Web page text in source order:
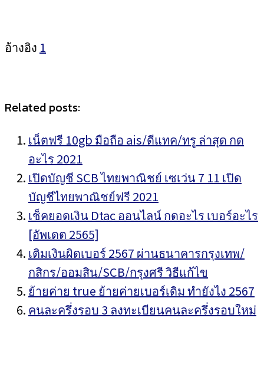
อ้างอิง 1
Related posts:
เน็ตฟรี 10gb มือถือ ais/ดีแทค/ทรู ล่าสุด กด
อะไร 2021
เปิดบัญชี SCB ไทยพาณิชย์ เซเว่น 7 11 เปิด
บัญชีไทยพาณิชย์ฟรี 2021
เช็คยอดเงิน Dtac ออนไลน์ กดอะไร เบอร์อะไร
[อัพเดต 2565]
เติมเงินผิดเบอร์ 2567 ผ่านธนาคารกรุงเทพ/
กสิกร/ออมสิน/SCB/กรุงศรี วิธีแก้ไข
ย้ายค่าย true ย้ายค่ายเบอร์เดิม ทำยังไง 2567
คนละครึ่งรอบ 3 ลงทะเบียนคนละครึ่งรอบใหม่